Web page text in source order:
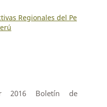
Regionales del Pe
2016 Boletín de